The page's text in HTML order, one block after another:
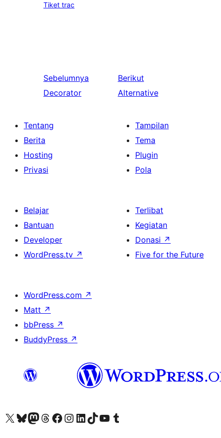
Tiket trac
Sebelumnya
Decorator
Berikut
Alternative
Tentang
Berita
Hosting
Privasi
Tampilan
Tema
Plugin
Pola
Belajar
Bantuan
Developer
WordPress.tv ↗
Terlibat
Kegiatan
Donasi ↗
Five for the Future
WordPress.com ↗
Matt ↗
bbPress ↗
BuddyPress ↗
Kunjungi akun X (sebelumnya Twitter) kamiVisit our Bluesky account
Kunjungi akun Mastodon kami
Visit our Threads account
Kunjungi halaman Facebook kamiKunjungi akun Instagram kamiKunjungi akun LinkedIn kami
Visit our TikTok account
Kunjungi channel YouTube kamiVisit our Tumblr account